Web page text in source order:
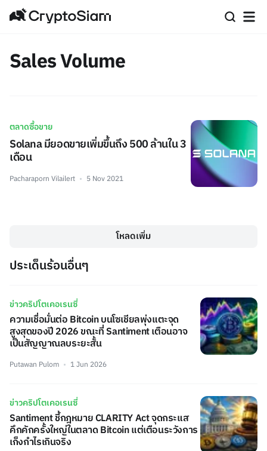
Sales Volume
ตลาดซื้อขาย
Solana มียอดขายเพิ่มขึ้นถึง 500 ล้านใน 3
เดือน
Pacharaporn Vilailert 5 Nov 2021
โหลดเพิ่ม
ประเด็นร้อนอื่นๆ
ข่าวคริปโตเคอเรนซี่
ความเชื่อมั่นต่อ Bitcoin บนโซเชียลพุ่งแตะจุด
สูงสุดของปี 2026 ขณะที่ Santiment เตือนอาจ
เป็นสัญญาณลบระยะสั้น
Putawan Pulom 1 Jun 2026
ข่าวคริปโตเคอเรนซี่
Santiment ชี้กฎหมาย CLARITY Act จุดกระแส
คึกคักครั้งใหญ่ในตลาด Bitcoin แต่เตือนระวังการ
เก็งกำไรเกินจริง